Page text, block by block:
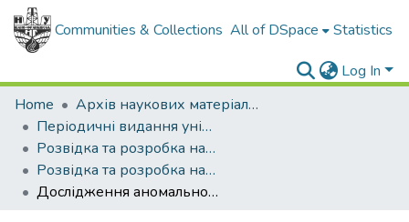
Communities & Collections All of DSpace Statistics
Log In
Home
Архів наукових матеріалів
Періодичні видання університету
Розвідка та розробка нафтових і газових родовищ
Розвідка та розробка нафтових і газових родовищ - 2007 - №1
Дослідження аномального магнітного поля та магнітних властивостей гірських порід на Прирічному газоконденсатному родовищі